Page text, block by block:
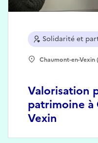
Valorisation
patrimoine à
Vexin
Solidarité et
Chaumont-en-Vexin